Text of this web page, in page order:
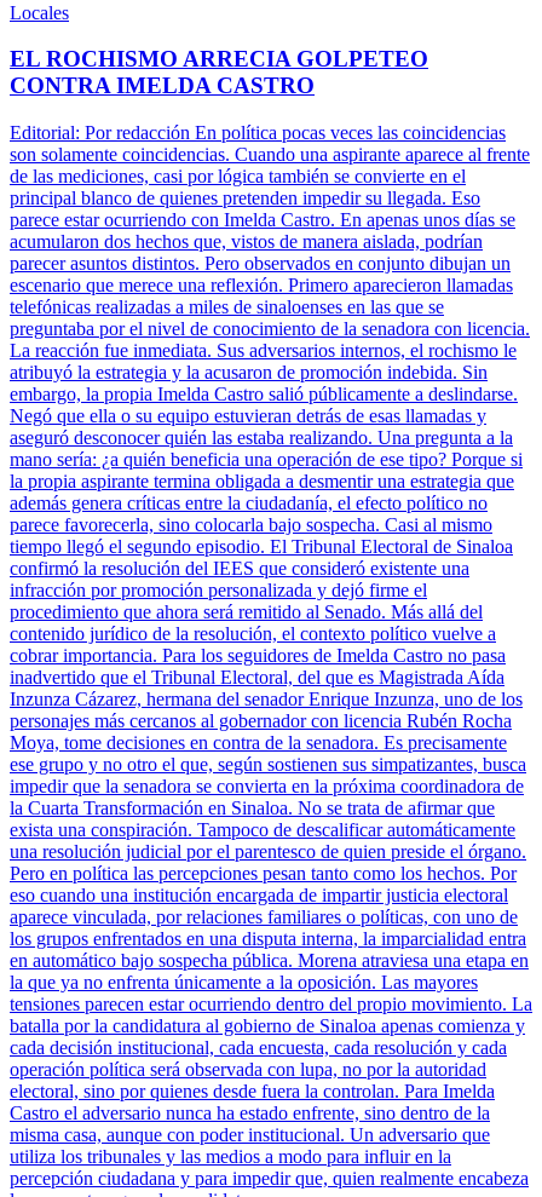
Locales
EL ROCHISMO ARRECIA GOLPETEO
CONTRA IMELDA CASTRO
Editorial: Por redacción En política pocas veces las coincidencias
son solamente coincidencias. Cuando una aspirante aparece al frente
de las mediciones, casi por lógica también se convierte en el
principal blanco de quienes pretenden impedir su llegada. Eso
parece estar ocurriendo con Imelda Castro. En apenas unos días se
acumularon dos hechos que, vistos de manera aislada, podrían
parecer asuntos distintos. Pero observados en conjunto dibujan un
escenario que merece una reflexión. Primero aparecieron llamadas
telefónicas realizadas a miles de sinaloenses en las que se
preguntaba por el nivel de conocimiento de la senadora con licencia.
La reacción fue inmediata. Sus adversarios internos, el rochismo le
atribuyó la estrategia y la acusaron de promoción indebida. Sin
embargo, la propia Imelda Castro salió públicamente a deslindarse.
Negó que ella o su equipo estuvieran detrás de esas llamadas y
aseguró desconocer quién las estaba realizando. Una pregunta a la
mano sería: ¿a quién beneficia una operación de ese tipo? Porque si
la propia aspirante termina obligada a desmentir una estrategia que
además genera críticas entre la ciudadanía, el efecto político no
parece favorecerla, sino colocarla bajo sospecha. Casi al mismo
tiempo llegó el segundo episodio. El Tribunal Electoral de Sinaloa
confirmó la resolución del IEES que consideró existente una
infracción por promoción personalizada y dejó firme el
procedimiento que ahora será remitido al Senado. Más allá del
contenido jurídico de la resolución, el contexto político vuelve a
cobrar importancia. Para los seguidores de Imelda Castro no pasa
inadvertido que el Tribunal Electoral, del que es Magistrada Aída
Inzunza Cázarez, hermana del senador Enrique Inzunza, uno de los
personajes más cercanos al gobernador con licencia Rubén Rocha
Moya, tome decisiones en contra de la senadora. Es precisamente
ese grupo y no otro el que, según sostienen sus simpatizantes, busca
impedir que la senadora se convierta en la próxima coordinadora de
la Cuarta Transformación en Sinaloa. No se trata de afirmar que
exista una conspiración. Tampoco de descalificar automáticamente
una resolución judicial por el parentesco de quien preside el órgano.
Pero en política las percepciones pesan tanto como los hechos. Por
eso cuando una institución encargada de impartir justicia electoral
aparece vinculada, por relaciones familiares o políticas, con uno de
los grupos enfrentados en una disputa interna, la imparcialidad entra
en automático bajo sospecha pública. Morena atraviesa una etapa en
la que ya no enfrenta únicamente a la oposición. Las mayores
tensiones parecen estar ocurriendo dentro del propio movimiento. La
batalla por la candidatura al gobierno de Sinaloa apenas comienza y
cada decisión institucional, cada encuesta, cada resolución y cada
operación política será observada con lupa, no por la autoridad
electoral, sino por quienes desde fuera la controlan. Para Imelda
Castro el adversario nunca ha estado enfrente, sino dentro de la
misma casa, aunque con poder institucional. Un adversario que
utiliza los tribunales y las medios a modo para influir en la
percepción ciudadana y para impedir que, quien realmente encabeza